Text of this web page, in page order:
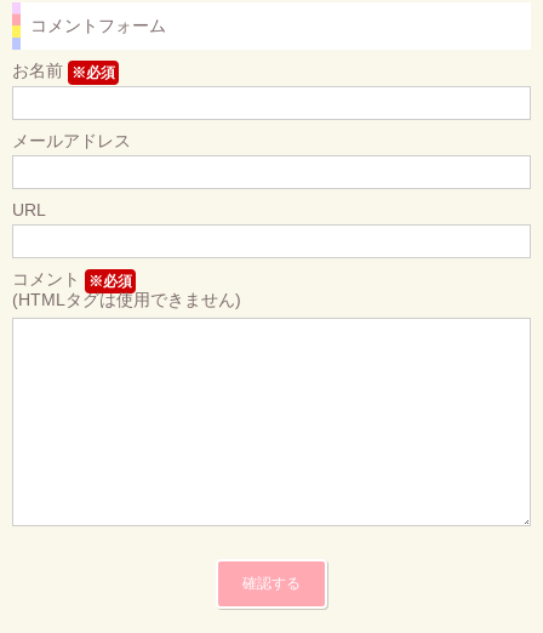
コメントフォーム
お名前 ※必須
メールアドレス
URL
コメント ※必須
(HTMLタグは使用できません)